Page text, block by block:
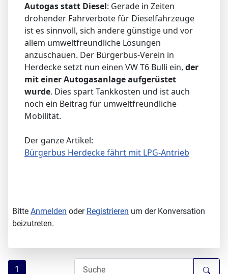
Autogas statt Diesel: Gerade in Zeiten
drohender Fahrverbote für Dieselfahrzeuge
ist es sinnvoll, sich andere günstige und vor
allem umweltfreundliche Lösungen
anzuschauen. Der Bürgerbus-Verein in
Herdecke setzt nun einen VW T6 Bulli ein, der
mit einer Autogasanlage aufgerüstet
wurde. Dies spart Tankkosten und ist auch
noch ein Beitrag für umweltfreundliche
Mobilität.
Der ganze Artikel:
Bürgerbus Herdecke fährt mit LPG-Antrieb
Bitte Anmelden oder Registrieren um der Konversation
beizutreten.
1